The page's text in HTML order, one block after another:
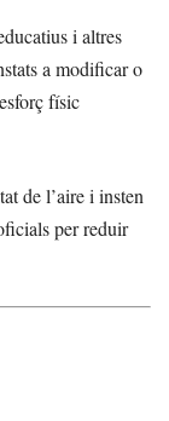
i altres
a modificar o
físic
de l’aire i insten
per reduir